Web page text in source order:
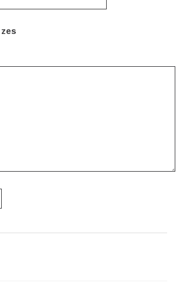
zes